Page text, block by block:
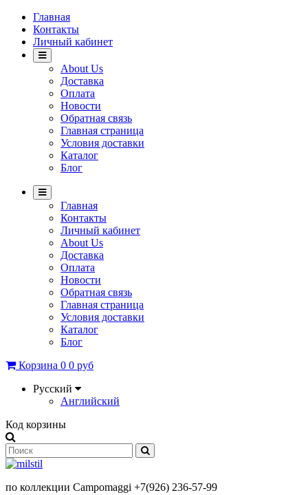
Главная
Контакты
Личный кабинет
About Us
Доставка
Оплата
Новости
Обратная связь
Главная страница
Условия доставки
Каталог
Блог
Главная
Контакты
Личный кабинет
About Us
Доставка
Оплата
Новости
Обратная связь
Главная страница
Условия доставки
Каталог
Блог
Корзина 0 0 руб
Русский
Английский
Код корзины
по коллекции Campomaggi +7(926) 236-57-99